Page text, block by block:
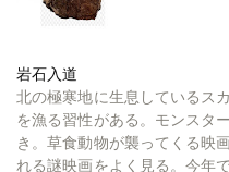
岩石入道
北の極寒地に生息しているス
を漁る習性がある。モンスタ
き。草食動物が襲ってくる映
れる謎映画をよく見る。今年